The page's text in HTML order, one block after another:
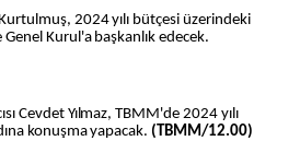
2024 yılı bütçesi üzerindeki
Kurul'a başkanlık edecek.
Cevdet Yılmaz, TBMM'de 2024 yılı
konuşma yapacak. (TBMM/12.00)